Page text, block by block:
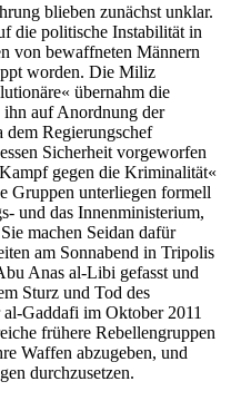
blieben zunächst unklar.
die politische Instabilität in
von bewaffneten Männern
worden. Die Miliz
übernahm die
ihn auf Anordnung der
dem Regierungschef
Sicherheit vorgeworfen
gegen die Kriminalität«
Gruppen unterliegen formell
und das Innenministerium,
machen Seidan dafür
am Sonnabend in Tripolis
Anas al-Libi gefasst und
Sturz und Tod des
Gaddafi im Oktober 2011
frühere Rebellengruppen
Waffen abzugeben, und
durchzusetzen.